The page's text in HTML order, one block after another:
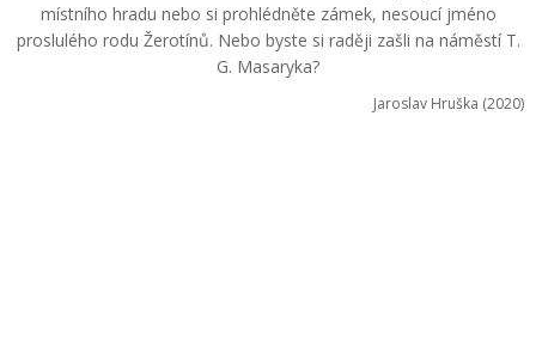
místního hradu nebo si prohlédněte zámek, nesoucí jméno
proslulého rodu Žerotínů. Nebo byste si raději zašli na náměstí T.
G. Masaryka?
Jaroslav Hruška (2020)